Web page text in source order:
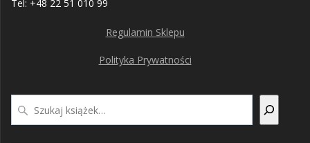
Tel: +48 22 51 010 99
Regulamin Sklepu
Polityka Prywatności